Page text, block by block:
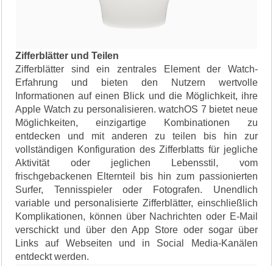
Zifferblätter und Teilen
Zifferblätter sind ein zentrales Element der Watch-
Erfahrung und bieten den Nutzern wertvolle
Informationen auf einen Blick und die Möglichkeit, ihre
Apple Watch zu personalisieren. watchOS 7 bietet neue
Möglichkeiten, einzigartige Kombinationen zu
entdecken und mit anderen zu teilen bis hin zur
vollständigen Konfiguration des Zifferblatts für jegliche
Aktivität oder jeglichen Lebensstil, vom
frischgebackenen Elternteil bis hin zum passionierten
Surfer, Tennisspieler oder Fotografen. Unendlich
variable und personalisierte Zifferblätter, einschließlich
Komplikationen, können über Nachrichten oder E-Mail
verschickt und über den App Store oder sogar über
Links auf Webseiten und in Social Media-Kanälen
entdeckt werden.